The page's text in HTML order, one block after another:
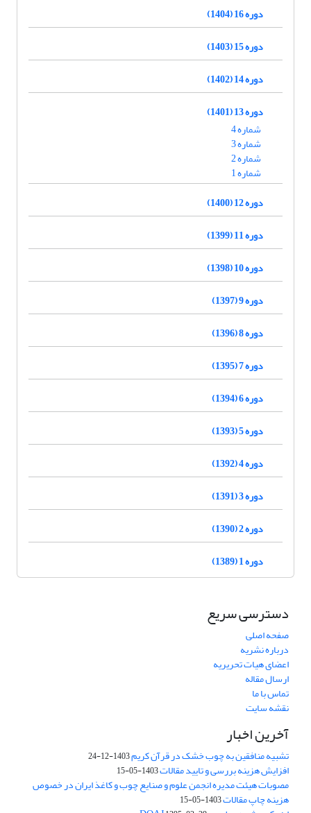
دوره 16 (1404)
دوره 15 (1403)
دوره 14 (1402)
دوره 13 (1401)
شماره 4
شماره 3
شماره 2
شماره 1
دوره 12 (1400)
دوره 11 (1399)
دوره 10 (1398)
دوره 9 (1397)
دوره 8 (1396)
دوره 7 (1395)
دوره 6 (1394)
دوره 5 (1393)
دوره 4 (1392)
دوره 3 (1391)
دوره 2 (1390)
دوره 1 (1389)
دسترسی سریع
صفحه اصلی
درباره نشریه
اعضای هیات تحریریه
ارسال مقاله
تماس با ما
نقشه سایت
آخرین اخبار
تشبیه منافقین به چوب خشک در قرآن کریم1403-12-24
افزایش هزینه بررسی و تایید مقالات1403-05-15
مصوبات هیئت مدیره انجمن علوم و صنایع چوب و کاغذ ایران در خصوص
هزینه چاپ مقالات1403-05-15